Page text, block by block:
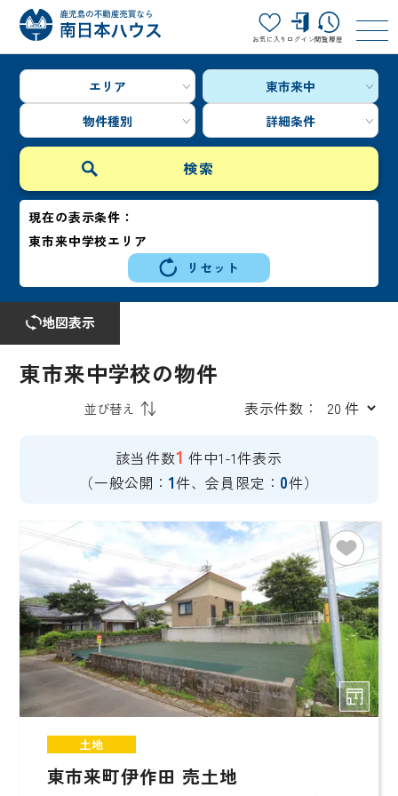
お気に入り ログイン閲覧履歴
エリア
東市来中
物件種別
詳細条件
現在の表示条件：
東市来中学校エリア
リセット
地図表示
東市来中学校の物件
表示件数：
該当件数1 件中1-1件表示
（一般公開： 1件、会員限定： 0件）
土地
東市来町伊作田 売土地